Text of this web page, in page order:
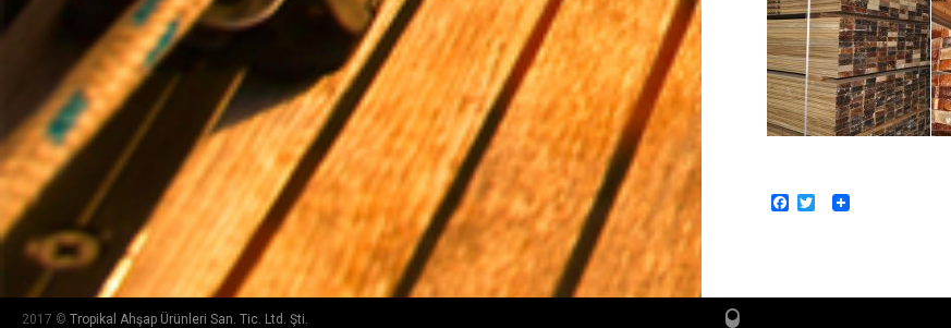
Facebook
Twitter
2017 © Tropikal Ahşap Ürünleri San. Tic. Ltd. Şti.